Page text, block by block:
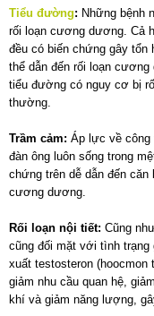
Tiểu đường: Những bệnh
rối loạn cương dương. Cả
đều có biến chứng gây tổn
thể dẫn đến rối loạn
tiểu đường có nguy cơ bị
thường.
Trầm cảm: Áp lực về công
đàn ông luôn sống trong
chứng trên dễ dẫn đến
cương dương.
Rối loạn nội tiết: Cũng
cũng đối mặt với tình
xuất testosteron
giảm nhu cầu quan hệ,
khí và giảm năng lượng,